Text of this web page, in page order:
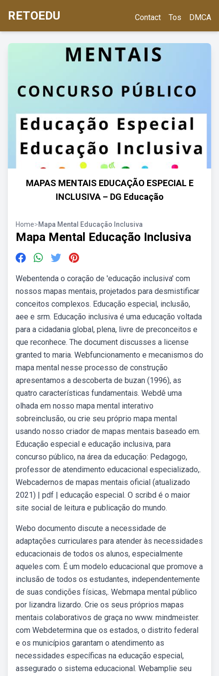
RETOEDU Contact Tos DMCA
MAPAS MENTAIS EDUCAÇÃO ESPECIAL E
INCLUSIVA – DG Educação
Home>Mapa Mental Educação Inclusiva
Mapa Mental Educação Inclusiva
Webentenda o coração de 'educação inclusiva' com
nossos mapas mentais, projetados para desmistificar
conceitos complexos. Educação especial, inclusão,
aee e srm. Educação inclusiva é uma educação voltada
para a cidadania global, plena, livre de preconceitos e
que reconhece. The document discusses a license
granted to maria. Webfuncionamento e mecanismos do
mapa mental nesse processo de construção
apresentamos a descoberta de buzan (1996), as
quatro características fundamentais. Webdê uma
olhada em nosso mapa mental interativo
sobreinclusão, ou crie seu próprio mapa mental
usando nosso criador de mapas mentais baseado em.
Educação especial e educação inclusiva, para
concurso público, na área da educação: Pedagogo,
professor de atendimento educacional especializado,.
Webcadernos de mapas mentais oficial (atualizado
2021) | pdf | educação especial. O scribd é o maior
site social de leitura e publicação do mundo.
Webo documento discute a necessidade de
adaptações curriculares para atender às necessidades
educacionais de todos os alunos, especialmente
aqueles com. É um modelo educacional que promove a
inclusão de todos os estudantes, independentemente
de suas condições físicas,. Webmapa mental público
por lizandra lizardo. Crie os seus próprios mapas
mentais colaborativos de graça no www. mindmeister.
com Webdetermina que os estados, o distrito federal
e os municípios garantam o atendimento as
necessidades específicas na educação especial,
assegurado o sistema educacional. Webamplie seu